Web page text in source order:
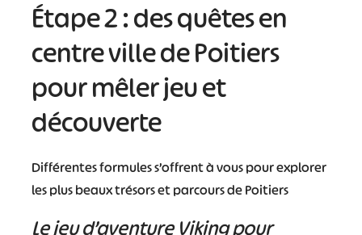
Étape 2 : des quêtes en
centre ville de Poitiers
pour mêler jeu et
découverte
Différentes formules s’offrent à vous pour explorer
les plus beaux trésors et parcours de Poitiers
Le jeu d’aventure Viking pour